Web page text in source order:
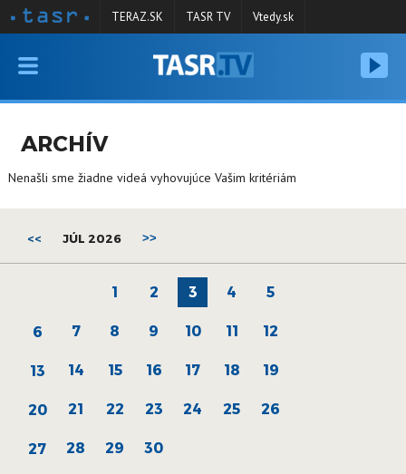
VYSIELANIE
SPRAVODAJSTVO
KONTAKT
TERAZ.SK TASR TV Vtedy.sk
ARCHÍV
Nenašli sme žiadne videá vyhovujúce Vašim kritériám
<< JÚL 2026 >>
1 2 3 4 5
6 7 8 9 10 11 12
13 14 15 16 17 18 19
20 21 22 23 24 25 26
27 28 29 30